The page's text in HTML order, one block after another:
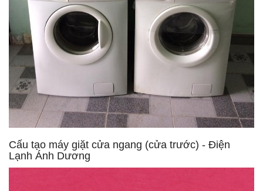
Cấu tạo máy giặt cửa ngang (cửa trước) - Điện
Lạnh Ánh Dương